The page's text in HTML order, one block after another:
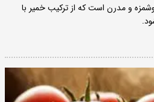
و مدرن است که از ترکیب خمیر با